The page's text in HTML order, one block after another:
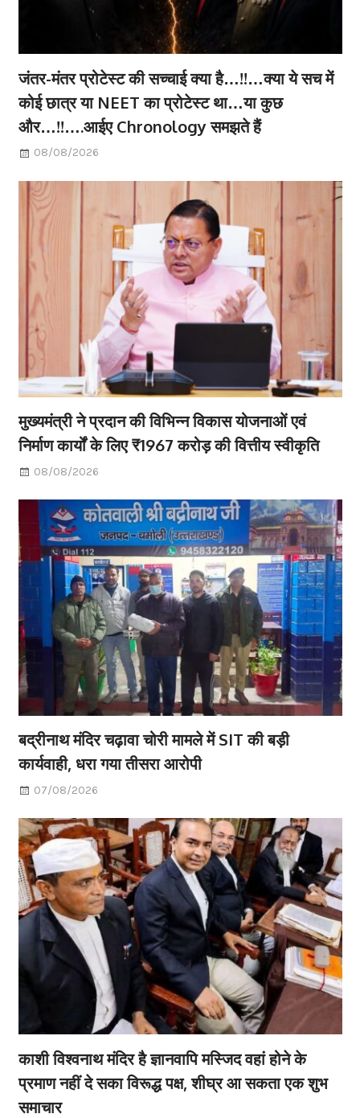
जंतर-मंतर प्रोटेस्ट की सच्चाई क्या है…!!…क्या ये सच में
कोई छात्र या NEET का प्रोटेस्ट था…या कुछ
और…!!….आईए Chronology समझते हैं
08/08/2026
मुख्यमंत्री ने प्रदान की विभिन्न विकास योजनाओं एवं
निर्माण कार्यों के लिए ₹1967 करोड़ की वित्तीय स्वीकृति
08/08/2026
बद्रीनाथ मंदिर चढ़ावा चोरी मामले में SIT की बड़ी
कार्यवाही, धरा गया तीसरा आरोपी
07/08/2026
काशी विश्वनाथ मंदिर है ज्ञानवापि मस्जिद वहां होने के
प्रमाण नहीं दे सका विरूद्ध पक्ष, शीघ्र आ सकता एक शुभ
समाचार